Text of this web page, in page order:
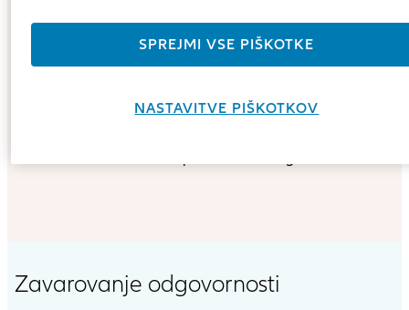
Poskrbite za svojo varnost in finančno zaščito z
Zavarovanje odgovornosti
SPREJMI VSE PIŠKOTKE
NASTAVITVE PIŠKOTKOV